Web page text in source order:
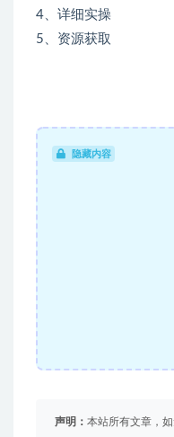
4、详细实操
5、资源获取
隐藏内容
声明： 本站所有文章，